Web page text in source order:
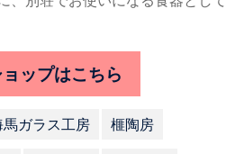
ップはこちら
馬ガラス工房 榧陶房